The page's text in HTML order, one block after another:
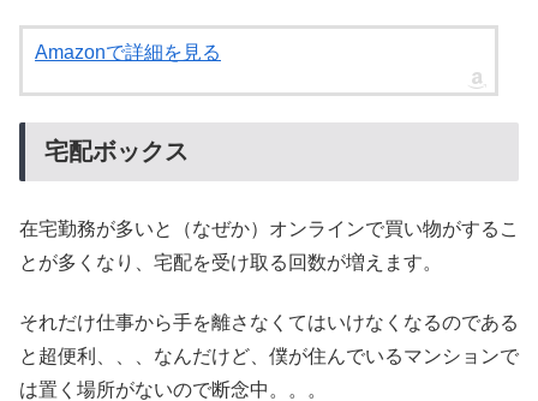
Amazonで詳細を見る
宅配ボックス
在宅勤務が多いと（なぜか）オンラインで買い物がするこ
とが多くなり、宅配を受け取る回数が増えます。
それだけ仕事から手を離さなくてはいけなくなるのである
と超便利、、、なんだけど、僕が住んでいるマンションで
は置く場所がないので断念中。。。